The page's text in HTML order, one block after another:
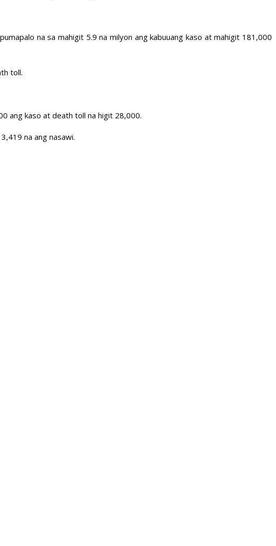
na sa mahigit 5.9 na milyon ang kabuuang kaso at mahigit 181,000
toll.
ang kaso at death toll na higit 28,000.
na ang nasawi.